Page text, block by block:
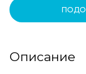
Описание